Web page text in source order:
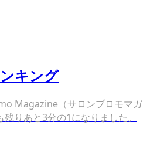
キング
Magazine（サロンプロモマガ
りあと3分の1になりました。